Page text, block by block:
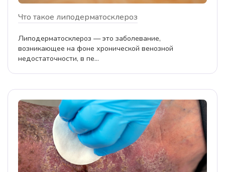
Что такое липодерматосклероз
Липодерматосклероз — это заболевание,
возникающее на фоне хронической венозной
недостаточности, в пе...